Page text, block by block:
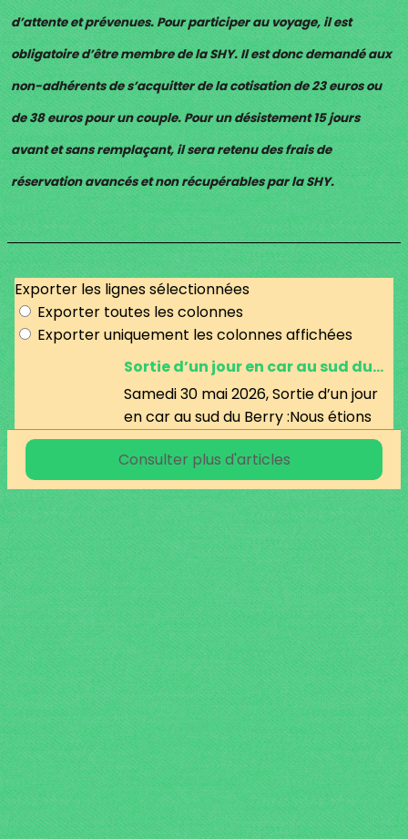
d’attente et prévenues. Pour participer au voyage, il est
obligatoire d’être membre de la SHY. Il est donc demandé aux
non-adhérents de s’acquitter de la cotisation de 23 euros ou
de 38 euros pour un couple. Pour un désistement 15 jours
avant et sans remplaçant, il sera retenu des frais de
réservation avancés et non récupérables par la SHY.